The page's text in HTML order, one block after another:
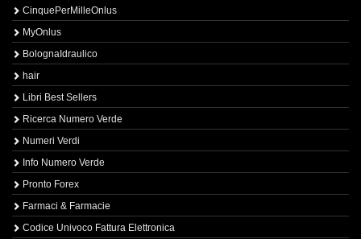
CinquePerMilleOnlus
MyOnlus
BolognaIdraulico
hair
Libri Best Sellers
Ricerca Numero Verde
Numeri Verdi
Info Numero Verde
Pronto Forex
Farmaci & Farmacie
Codice Univoco Fattura Elettronica